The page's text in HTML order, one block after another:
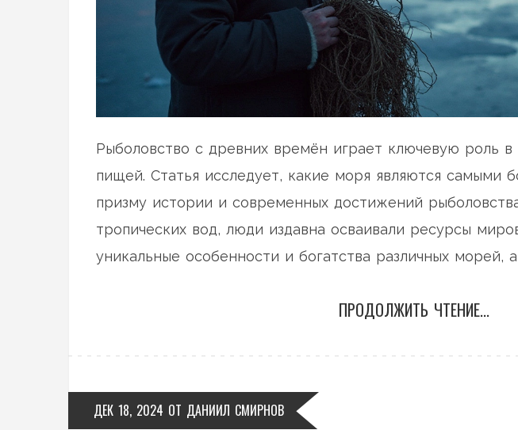
Рыболовство с древних времён играет ключевую роль в
пищей. Статья исследует, какие моря являются самыми
призму истории и современных достижений
тропических вод, люди издавна осваивали ресурсы
уникальные особенности и богатства различных морей,
эффективного ведения рыболовных промыслов.
ПРОДОЛЖИТЬ ЧТЕНИЕ...
ДЕК 18, 2024 ОТ ДАНИИЛ СМИРНОВ